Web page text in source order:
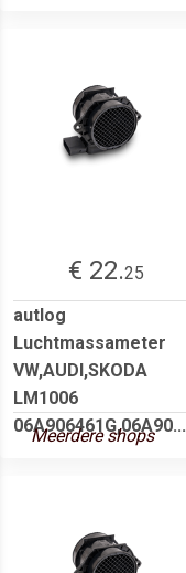
€ 22.25
autlog
Luchtmassameter
VW,AUDI,SKODA
LM1006
06A906461G,06A90...
Meerdere shops